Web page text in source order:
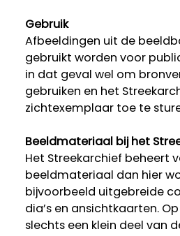
Gebruik
Afbeeldingen uit de
gebruikt worden voor
in dat geval wel om
gebruiken en het
zichtexemplaar toe te
Beeldmateriaal bij het
Het Streekarchief beheert
beeldmateriaal dan hier
bijvoorbeeld uitgebreide
dia’s en ansichtkaarten.
slechts een klein deel van